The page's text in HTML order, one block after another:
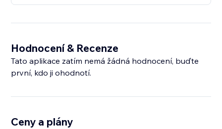
Hodnocení & Recenze
Tato aplikace zatím nemá žádná hodnocení, buďte
první, kdo ji ohodnotí.
Ceny a plány